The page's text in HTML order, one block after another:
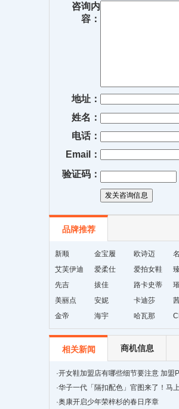
咨询内
容：
地址：
姓名：
电话：
Email：
验证码：
品牌推荐
新顺 金宝履 欧诗迈
艾芙伊迪
爱柔仕 爱拍女鞋
先吉
拔佳
路卡史蒂
芙
美丽点
安妮 卡迪莎
金帝
海宇 哈瓦那
相关新闻 商机信息
·开女鞋加盟店有哪些细节要注意 加盟
鞋有哪些优势
·华子一代「隔扣配色」官图来了！马
·奥康开启少年荣梓杉的春日序章